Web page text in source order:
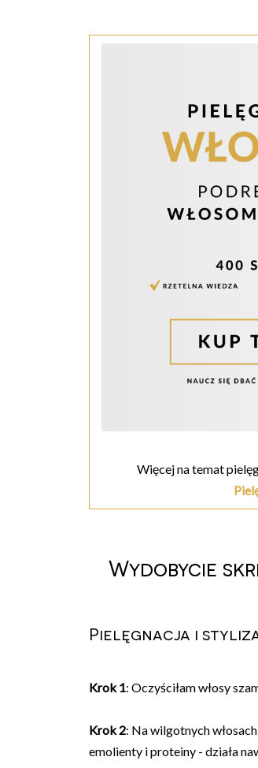
Więcej na temat
Wydobycie
Pielęgnacja i
Krok 1: Oczyściłam włosy
Krok 2: Na wilgotnych
emolienty i proteiny - działa